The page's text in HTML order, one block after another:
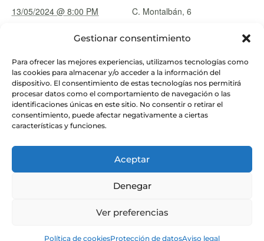
Gestionar consentimiento
Para ofrecer las mejores experiencias, utilizamos tecnologías como
las cookies para almacenar y/o acceder a la información del
dispositivo. El consentimiento de estas tecnologías nos permitirá
procesar datos como el comportamiento de navegación o las
identificaciones únicas en este sitio. No consentir o retirar el
consentimiento, puede afectar negativamente a ciertas
características y funciones.
Aceptar
Denegar
Ver preferencias
Política de cookiesProtección de datosAviso legal
13/05/2024 @ 8:00 PM
15/05/2024 @ 8:00 PM
Categoría de Evento:
Actividades
C. Montalbán, 6
© Instituto de Astrofísica de Andalucía